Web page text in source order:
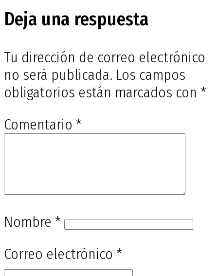
Deja una respuesta
Tu dirección de correo electrónico
no será publicada. Los campos
obligatorios están marcados con *
Comentario *
Nombre *
Correo electrónico *